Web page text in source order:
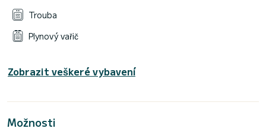
Trouba
Plynový vařič
Zobrazit veškeré vybavení
Možnosti